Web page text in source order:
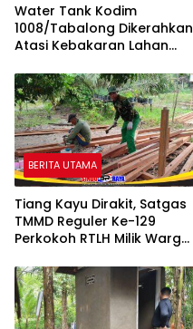
Water Tank Kodim
1008/Tabalong Dikerahkan
Atasi Kebakaran Lahan
BERITA UTAMA
Tiang Kayu Dirakit, Satgas
TMMD Reguler Ke-129
Perkokoh RTLH Milik Warga